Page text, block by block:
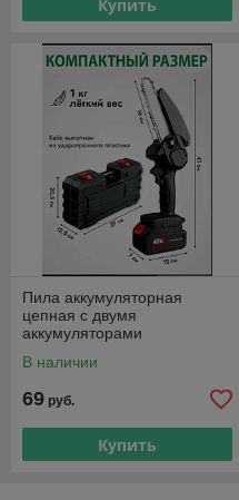
Купить
Пила аккумуляторная
цепная с двумя
аккумуляторами
В наличии
69 руб.
Купить